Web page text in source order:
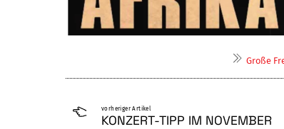
Große
vorheriger Artikel
KONZERT-TIPP IM NOVEMBER